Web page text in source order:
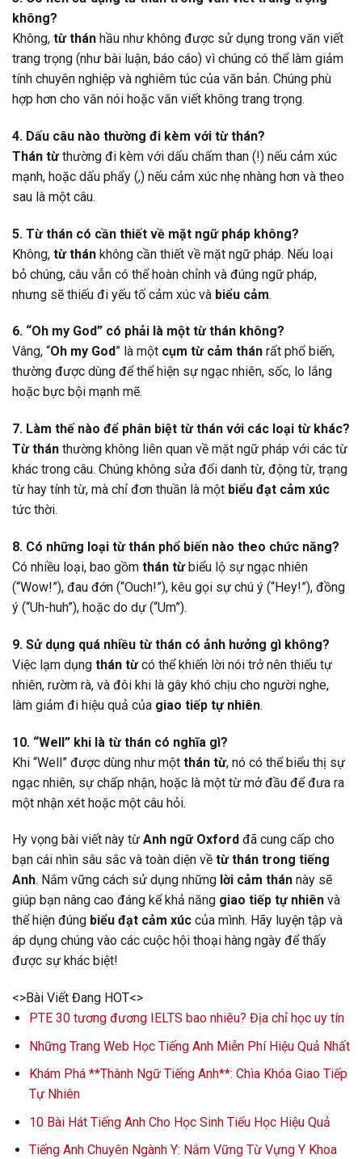
không?
Không, từ thán hầu như không được sử dụng trong văn viết
trang trọng (như bài luận, báo cáo) vì chúng có thể làm giảm
tính chuyên nghiệp và nghiêm túc của văn bản. Chúng phù
hợp hơn cho văn nói hoặc văn viết không trang trọng.
4. Dấu câu nào thường đi kèm với từ thán?
Thán từthường đi kèm với dấu chấm than (!) nếu cảm xúc
mạnh, hoặc dấu phẩy (,) nếu cảm xúc nhẹ nhàng hơn và theo
sau là một câu.
5. Từ thán có cần thiết về mặt ngữ pháp không?
Không, từ thán không cần thiết về mặt ngữ pháp. Nếu loại
bỏ chúng, câu vẫn có thể hoàn chỉnh và đúng ngữ pháp,
nhưng sẽ thiếu đi yếu tố cảm xúc và biểu cảm.
6. “Oh my God” có phải là một từ thán không?
Vâng, “Oh my God” là một cụm từ cảm thán rất phổ biến,
thường được dùng để thể hiện sự ngạc nhiên, sốc, lo lắng
hoặc bực bội mạnh mẽ.
7. Làm thế nào để phân biệt từ thán với các loại từ khác?
Từ thán thường không liên quan về mặt ngữ pháp với các từ
khác trong câu. Chúng không sửa đổi danh từ, động từ, trạng
từ hay tính từ, mà chỉ đơn thuần là một biểu đạt cảm xúc
tức thời.
8. Có những loại từ thán phổ biến nào theo chức năng?
Có nhiều loại, bao gồm thán từbiểu lộ sự ngạc nhiên
(“Wow!”), đau đớn (“Ouch!”), kêu gọi sự chú ý (“Hey!”), đồng
ý (“Uh-huh”), hoặc do dự (“Um”).
9. Sử dụng quá nhiều từ thán có ảnh hưởng gì không?
Việc lạm dụng thán từcó thể khiến lời nói trở nên thiếu tự
nhiên, rườm rà, và đôi khi là gây khó chịu cho người nghe,
làm giảm đi hiệu quả của giao tiếp tự nhiên.
10. “Well” khi là từ thán có nghĩa gì?
Khi “Well” được dùng như một thán từ, nó có thể biểu thị sự
ngạc nhiên, sự chấp nhận, hoặc là một từ mở đầu để đưa ra
một nhận xét hoặc một câu hỏi.
Hy vọng bài viết này từ Anh ngữ Oxford đã cung cấp cho
bạn cái nhìn sâu sắc và toàn diện về từ thán trong tiếng
Anh. Nắm vững cách sử dụng những lời cảm thán này sẽ
giúp bạn nâng cao đáng kể khả năng giao tiếp tự nhiên và
thể hiện đúng biểu đạt cảm xúc của mình. Hãy luyện tập và
áp dụng chúng vào các cuộc hội thoại hàng ngày để thấy
được sự khác biệt!
<>Bài Viết Đang HOT<>
PTE 30 tương đương IELTS bao nhiêu? Địa chỉ học uy tín
Những Trang Web Học Tiếng Anh Miễn Phí Hiệu Quả Nhất
Khám Phá **Thành Ngữ Tiếng Anh**: Chìa Khóa Giao Tiếp
Tự Nhiên
10 Bài Hát Tiếng Anh Cho Học Sinh Tiểu Học Hiệu Quả
Tiếng Anh Chuyên Ngành Y: Nắm Vững Từ Vựng Y Khoa